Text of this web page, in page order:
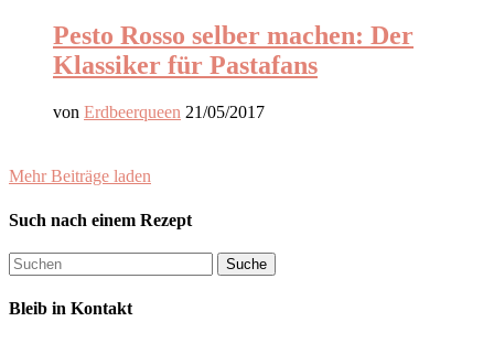
Pesto Rosso selber machen: Der
Klassiker für Pastafans
von Erdbeerqueen 21/05/2017
Mehr Beiträge laden
Such nach einem Rezept
Bleib in Kontakt